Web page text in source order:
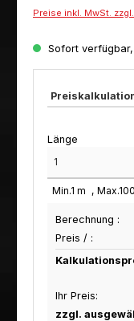
Preise inkl. MwSt.
Sofort
Länge
Min.1 m Max.
Berechnung :
Preis / :
Ihr Preis:
zzgl.